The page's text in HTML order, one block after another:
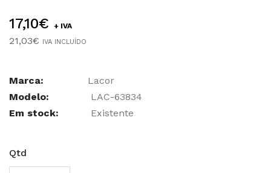
17,10€ + IVA
21,03€ IVA INCLUÍDO
Marca:
Lacor
Modelo:
LAC-63834
Em stock:
Existente
Qtd